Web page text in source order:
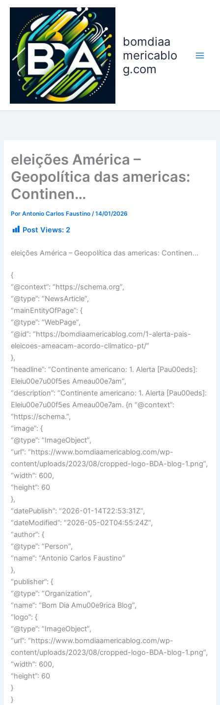
conteúdo
bomdiaa
mericablo
g.com
eleições América –
Geopolítica das americas:
Continen…
PorAntonio Carlos Faustino /14/01/2026
Post Views: 2
eleições América – Geopolítica das americas: Continen…
{
“@context”: “https://schema.org”,
“@type”: “NewsArticle”,
“mainEntityOfPage”: {
“@type”: “WebPage”,
“@id”: “https://bomdiaamericablog.com/1-alerta-pais-
eleicoes-ameacam-acordo-climatico-pt/”
},
“headline”: “Continente americano: 1. Alerta [Pau00eds]:
Eleiu00e7u00f5es Ameau00e7am”,
“description”: “Continente americano: 1. Alerta [Pau00eds]:
Eleiu00e7u00f5es Ameau00e7am. {n “@context”:
“https://schema.”,
“image”: {
“@type”: “ImageObject”,
“url”: “https://www.bomdiaamericablog.com/wp-
content/uploads/2023/08/cropped-logo-BDA-blog-1.png”,
“width”: 600,
“height”: 60
},
“datePublish”: “2026-01-14T22:53:31Z”,
“dateModified”: “2026-05-02T04:55:24Z”,
“author”: {
“@type”: “Person”,
“name”: “Antonio Carlos Faustino”
},
“publisher”: {
“@type”: “Organization”,
“name”: “Bom Dia Amu00e9rica Blog”,
“logo”: {
“@type”: “ImageObject”,
“url”: “https://www.bomdiaamericablog.com/wp-
content/uploads/2023/08/cropped-logo-BDA-blog-1.png”,
“width”: 600,
“height”: 60
}
}